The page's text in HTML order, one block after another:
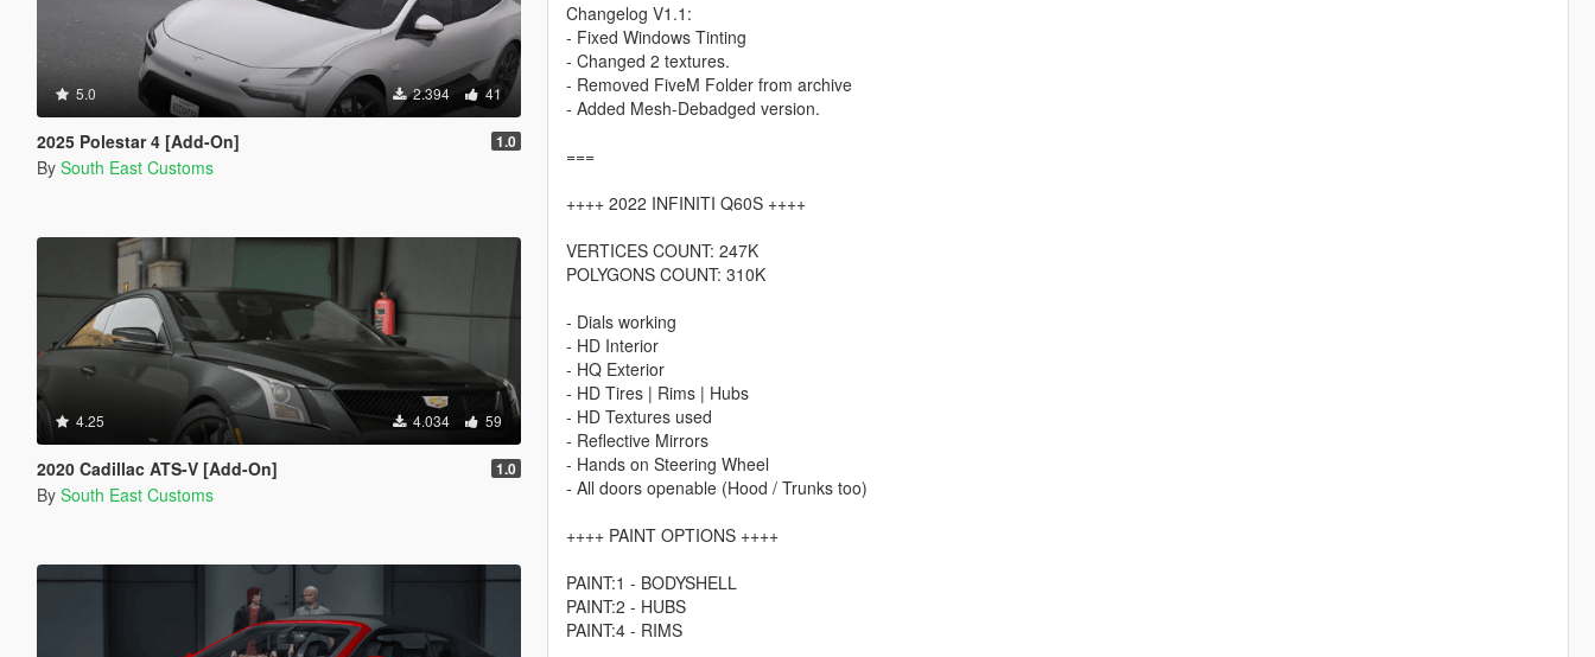
5.0 2.394 41
2025 Polestar 4 [Add-On] 1.0
By South East Customs
4.25 4.034 59
2020 Cadillac ATS-V [Add-On] 1.0
By South East Customs
Changelog V1.1:
- Fixed Windows Tinting
- Changed 2 textures.
- Removed FiveM Folder from archive
- Added Mesh-Debadged version.
===
++++ 2022 INFINITI Q60S ++++
VERTICES COUNT: 247K
POLYGONS COUNT: 310K
- Dials working
- HD Interior
- HQ Exterior
- HD Tires | Rims | Hubs
- HD Textures used
- Reflective Mirrors
- Hands on Steering Wheel
- All doors openable (Hood / Trunks too)
++++ PAINT OPTIONS ++++
PAINT:1 - BODYSHELL
PAINT:2 - HUBS
PAINT:4 - RIMS